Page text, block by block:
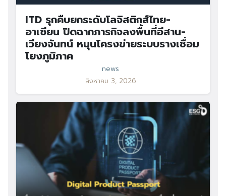
ITD รุกคืบยกระดับโลจิสติกส์ไทย-
อาเซียน ปิดฉากภารกิจลงพื้นที่อีสาน-
เวียงจันทน์ หนุนโครงข่ายระบบรางเชื่อม
โยงภูมิภาค
news
สิงหาคม 3, 2026